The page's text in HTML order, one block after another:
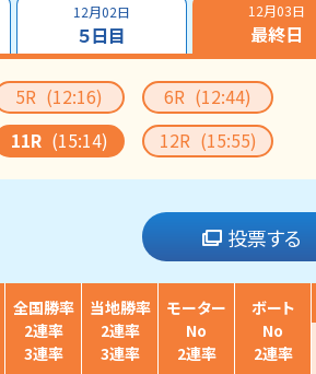
12月02日
５日目
12月03日
最終日
5R (12:16) 6R (12:44)
11R (15:14) 12R (15:55)
投票する
全国勝率
2連率
3連率
当地勝率
2連率
3連率
モーター
No
2連率
ボート
No
2連率